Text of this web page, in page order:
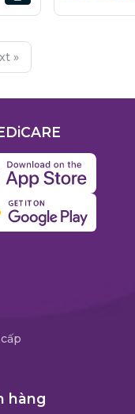
»
hàng